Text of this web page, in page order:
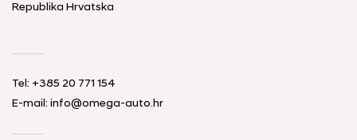
Republika Hrvatska
Tel: +385 20 771 154
E-mail: info@omega-auto.hr